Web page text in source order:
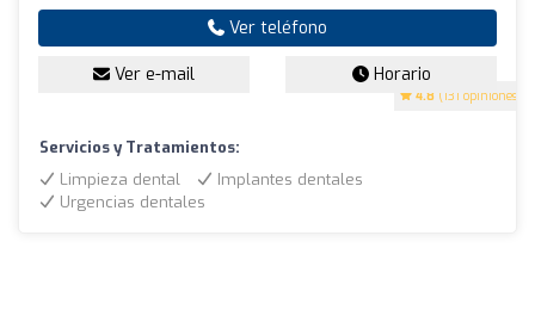
4.8 (131 opiniones)
Ver teléfono
Ver e-mail Horario
Servicios y Tratamientos:
Limpieza dental
Implantes dentales
Urgencias dentales